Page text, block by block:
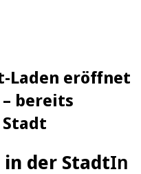
Laden eröffnet
bereits
der StadtIn